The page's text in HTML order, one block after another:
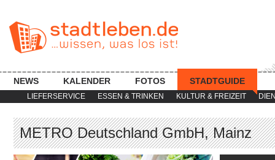
LIEFERSERVICE ESSEN & TRINKEN KULTUR & FREIZEIT
NEWS KALENDER FOTOS STADTGUIDE
METRO Deutschland GmbH, Mainz